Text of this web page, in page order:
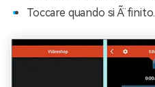
Toccare quando si Ã¨ finito.